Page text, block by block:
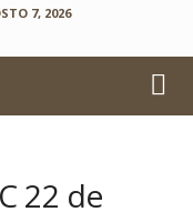
7, 2026
22 de